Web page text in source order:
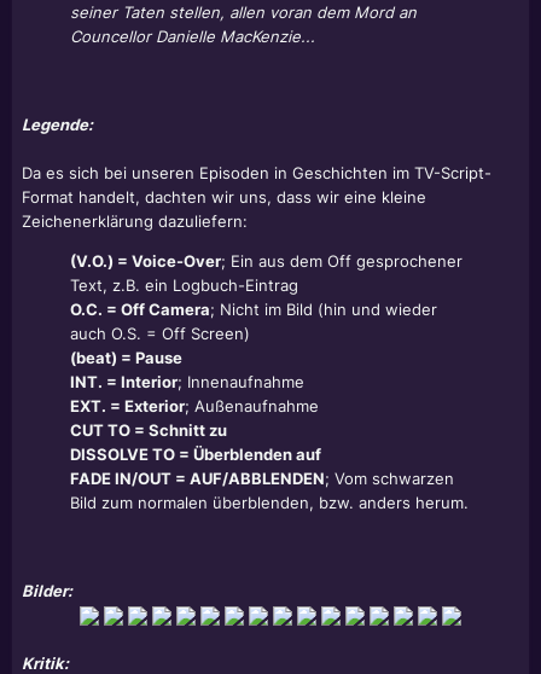
seiner Taten stellen, allen voran dem Mord an
Councellor Danielle MacKenzie...
Legende:
Da es sich bei unseren Episoden in Geschichten im TV-Script-
Format handelt, dachten wir uns, dass wir eine kleine
Zeichenerklärung dazuliefern:
(V.O.) = Voice-Over; Ein aus dem Off gesprochener
Text, z.B. ein Logbuch-Eintrag
O.C. = Off Camera; Nicht im Bild (hin und wieder
auch O.S. = Off Screen)
(beat) = Pause
INT. = Interior; Innenaufnahme
EXT. = Exterior; Außenaufnahme
CUT TO = Schnitt zu
DISSOLVE TO = Überblenden auf
FADE IN/OUT = AUF/ABBLENDEN; Vom schwarzen
Bild zum normalen überblenden, bzw. anders herum.
Bilder:
Kritik: